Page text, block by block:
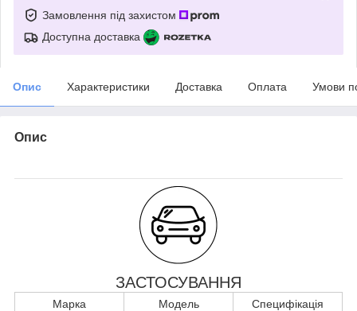
Замовлення під захистом
Доступна доставка
Опис Характеристики Доставка Оплата Умови
Опис
ЗАСТОСУВАННЯ
Марка Модель
Специфікація